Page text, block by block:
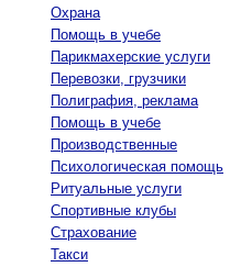
Охрана
Помощь в учебе
Парикмахерские услуги
Перевозки, грузчики
Полиграфия, реклама
Помощь в учебе
Производственные
Психологическая помощь
Ритуальные услуги
Спортивные клубы
Страхование
Такси